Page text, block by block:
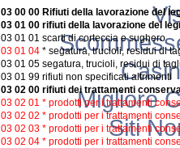
03 00 00 Rifiuti della lavorazione del
03 01 00 rifiuti della lavorazione del
03 01 01 scarti di corteccia e sughero
03 01 04 * segatura, trucioli, residui di
03 01 05 segatura, trucioli, residui di
03 01 99 rifiuti non specificati altrimenti
03 02 00 rifiuti dei trattamenti
03 02 01 * prodotti per i trattamenti
03 02 02 * prodotti per i trattamenti
03 02 03 * prodotti per i trattamenti
03 02 04 * prodotti per i trattamenti
Migliore
Siti